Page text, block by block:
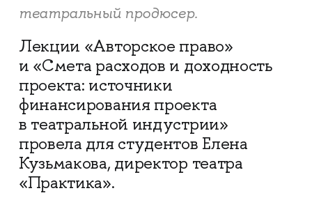
театральный продюсер.
Лекции «Авторское право»
и «Смета расходов и доходность
проекта: источники
финансирования проекта
в театральной индустрии»
провела для студентов Елена
Кузьмакова, директор театра
«Практика».